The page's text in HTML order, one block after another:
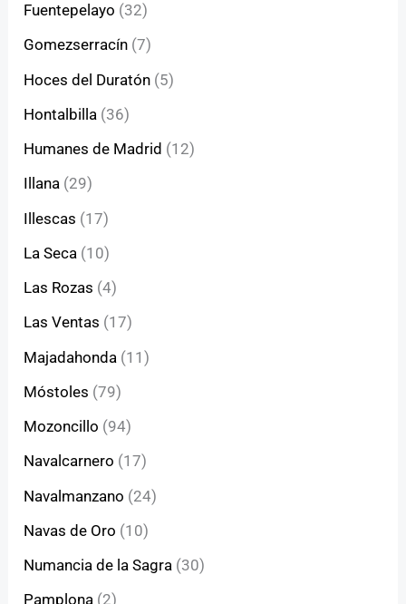
Fuentepelayo (32)
Gomezserracín (7)
Hoces del Duratón (5)
Hontalbilla (36)
Humanes de Madrid (12)
Illana (29)
Illescas (17)
La Seca (10)
Las Rozas (4)
Las Ventas (17)
Majadahonda (11)
Móstoles (79)
Mozoncillo (94)
Navalcarnero (17)
Navalmanzano (24)
Navas de Oro (10)
Numancia de la Sagra (30)
Pamplona (2)